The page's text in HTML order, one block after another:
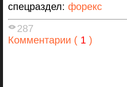
спецраздел: форекс
287
Комментарии ( 1 )